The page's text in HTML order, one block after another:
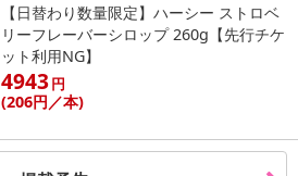
【日替わり数量限定】ハーシー ストロベ
リーフレーバーシロップ 260g【先行チケ
ット利用NG】
4943円
(206円／本)